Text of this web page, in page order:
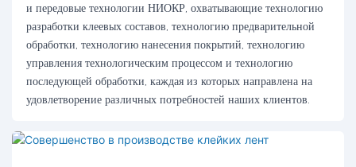
и передовые технологии НИОКР, охватывающие технологию
разработки клеевых составов, технологию предварительной
обработки, технологию нанесения покрытий, технологию
управления технологическим процессом и технологию
последующей обработки, каждая из которых направлена ​​на
удовлетворение различных потребностей наших клиентов.